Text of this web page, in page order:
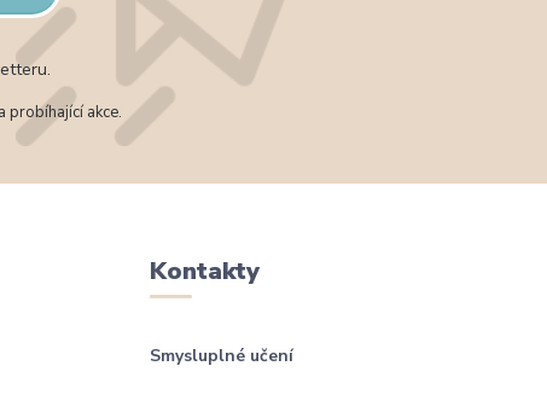
probíhající akce.
Kontakty
Smysluplné učení